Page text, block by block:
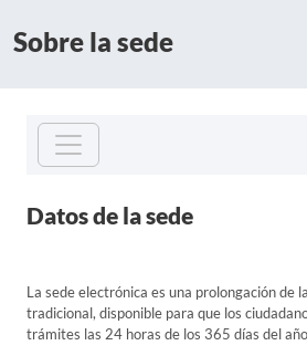
Sobre la sede
Datos de la sede
La sede electrónica es una prolongación de
tradicional, disponible para que los
trámites las 24 horas de los 365 días del